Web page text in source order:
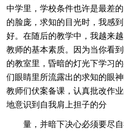
中学里，学校条件也许是最差
的脸庞，求知的目光时，我感
好。在随后的教学中，我越来
教师的基本素质。因为当你看
的教室里，昏暗的灯光下学习
们眼睛里所流露出的求知的眼
教师们伏案备课，认真批改作
地意识到自我肩上担子的分
量，并暗下决心必须要尽